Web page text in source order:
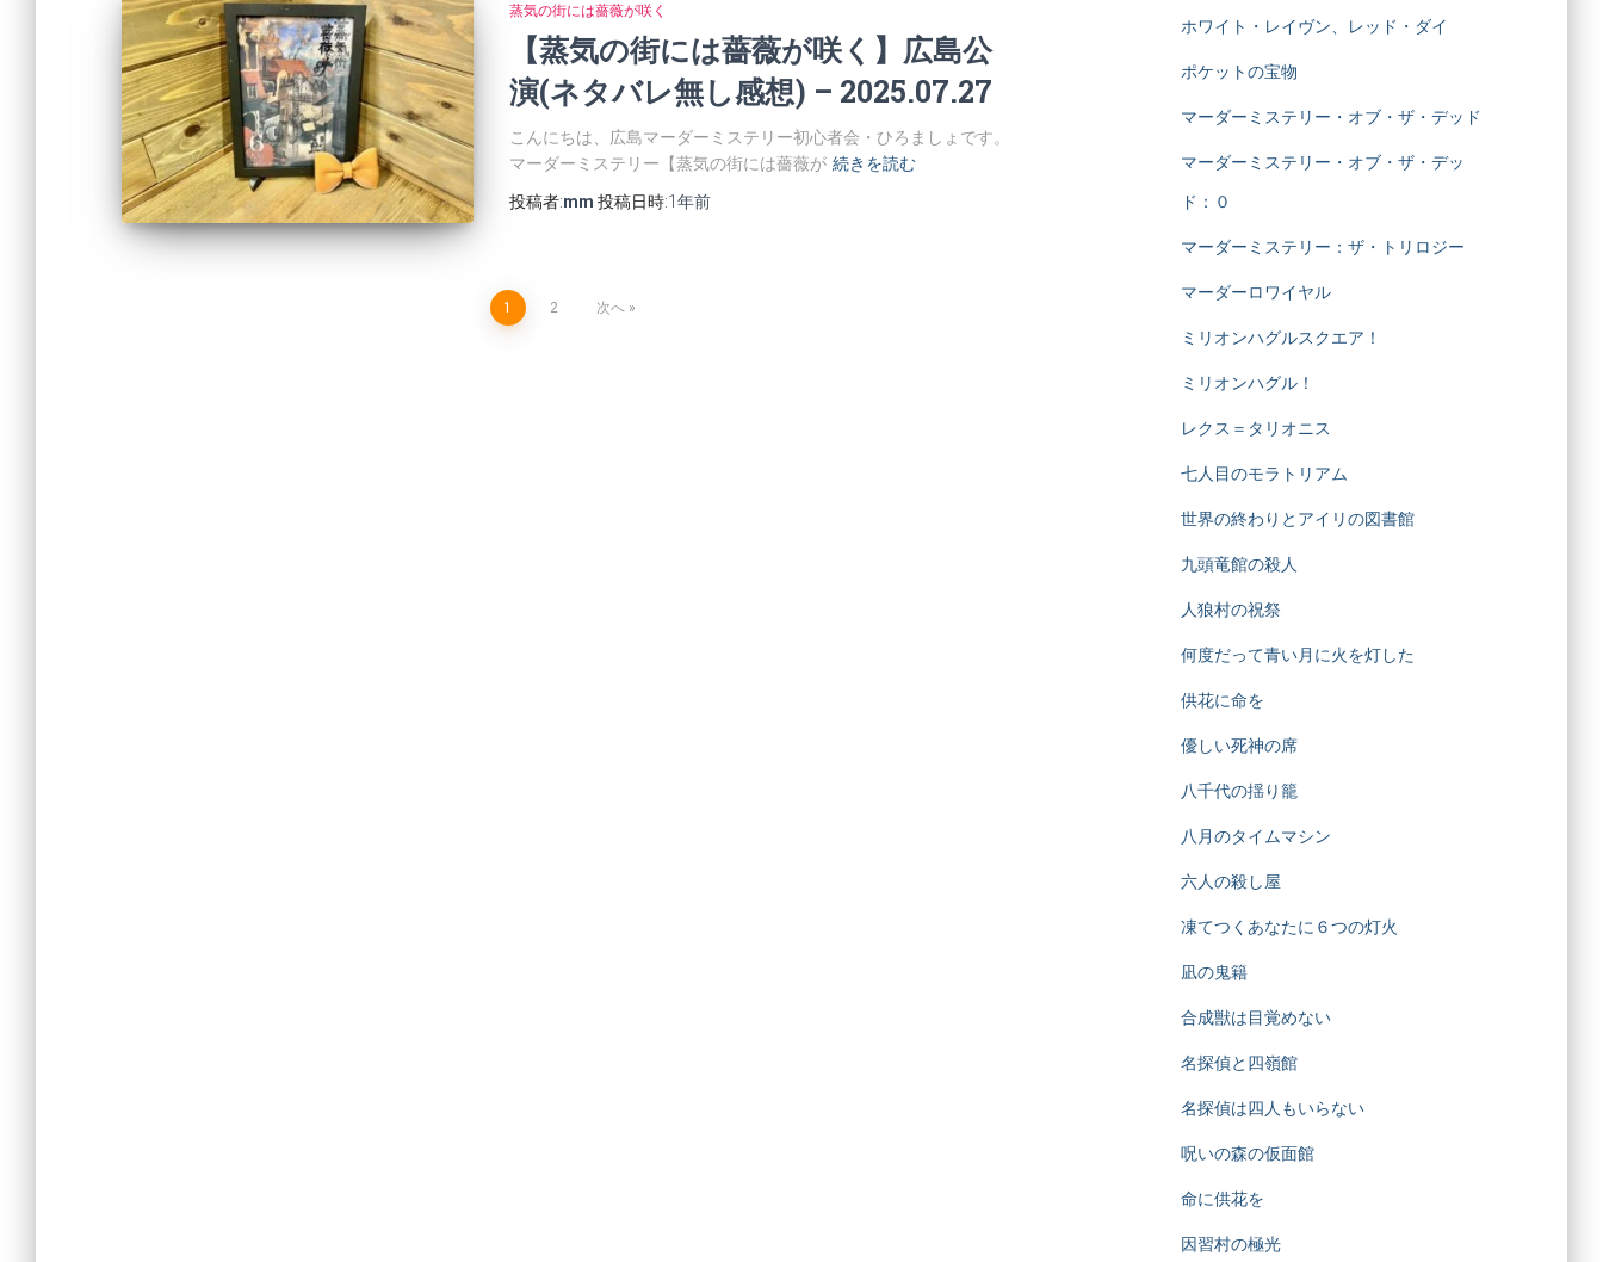
蒸気の街には薔薇が咲く
【蒸気の街には薔薇が咲く】広島公
演(ネタバレ無し感想) – 2025.07.27
こんにちは、広島マーダーミステリー初心者会・ひろましょです。
マーダーミステリー【蒸気の街には薔薇が 続きを読む
投稿者:mm 投稿日時:1年前
1 2 次へ
ホワイト・レイヴン、レッド・ダイ
ポケットの宝物
マーダーミステリー・オブ・ザ・デッド
マーダーミステリー・オブ・ザ・デッ
ド：０
マーダーミステリー：ザ・トリロジー
マーダーロワイヤル
ミリオンハグルスクエア！
ミリオンハグル！
レクス＝タリオニス
七人目のモラトリアム
世界の終わりとアイリの図書館
九頭竜館の殺人
人狼村の祝祭
何度だって青い月に火を灯した
供花に命を
優しい死神の席
八千代の揺り籠
八月のタイムマシン
六人の殺し屋
凍てつくあなたに６つの灯火
凪の鬼籍
合成獣は目覚めない
名探偵と四嶺館
名探偵は四人もいらない
呪いの森の仮面館
命に供花を
因習村の極光